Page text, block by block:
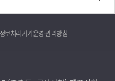
보처리기기운영·관리방침